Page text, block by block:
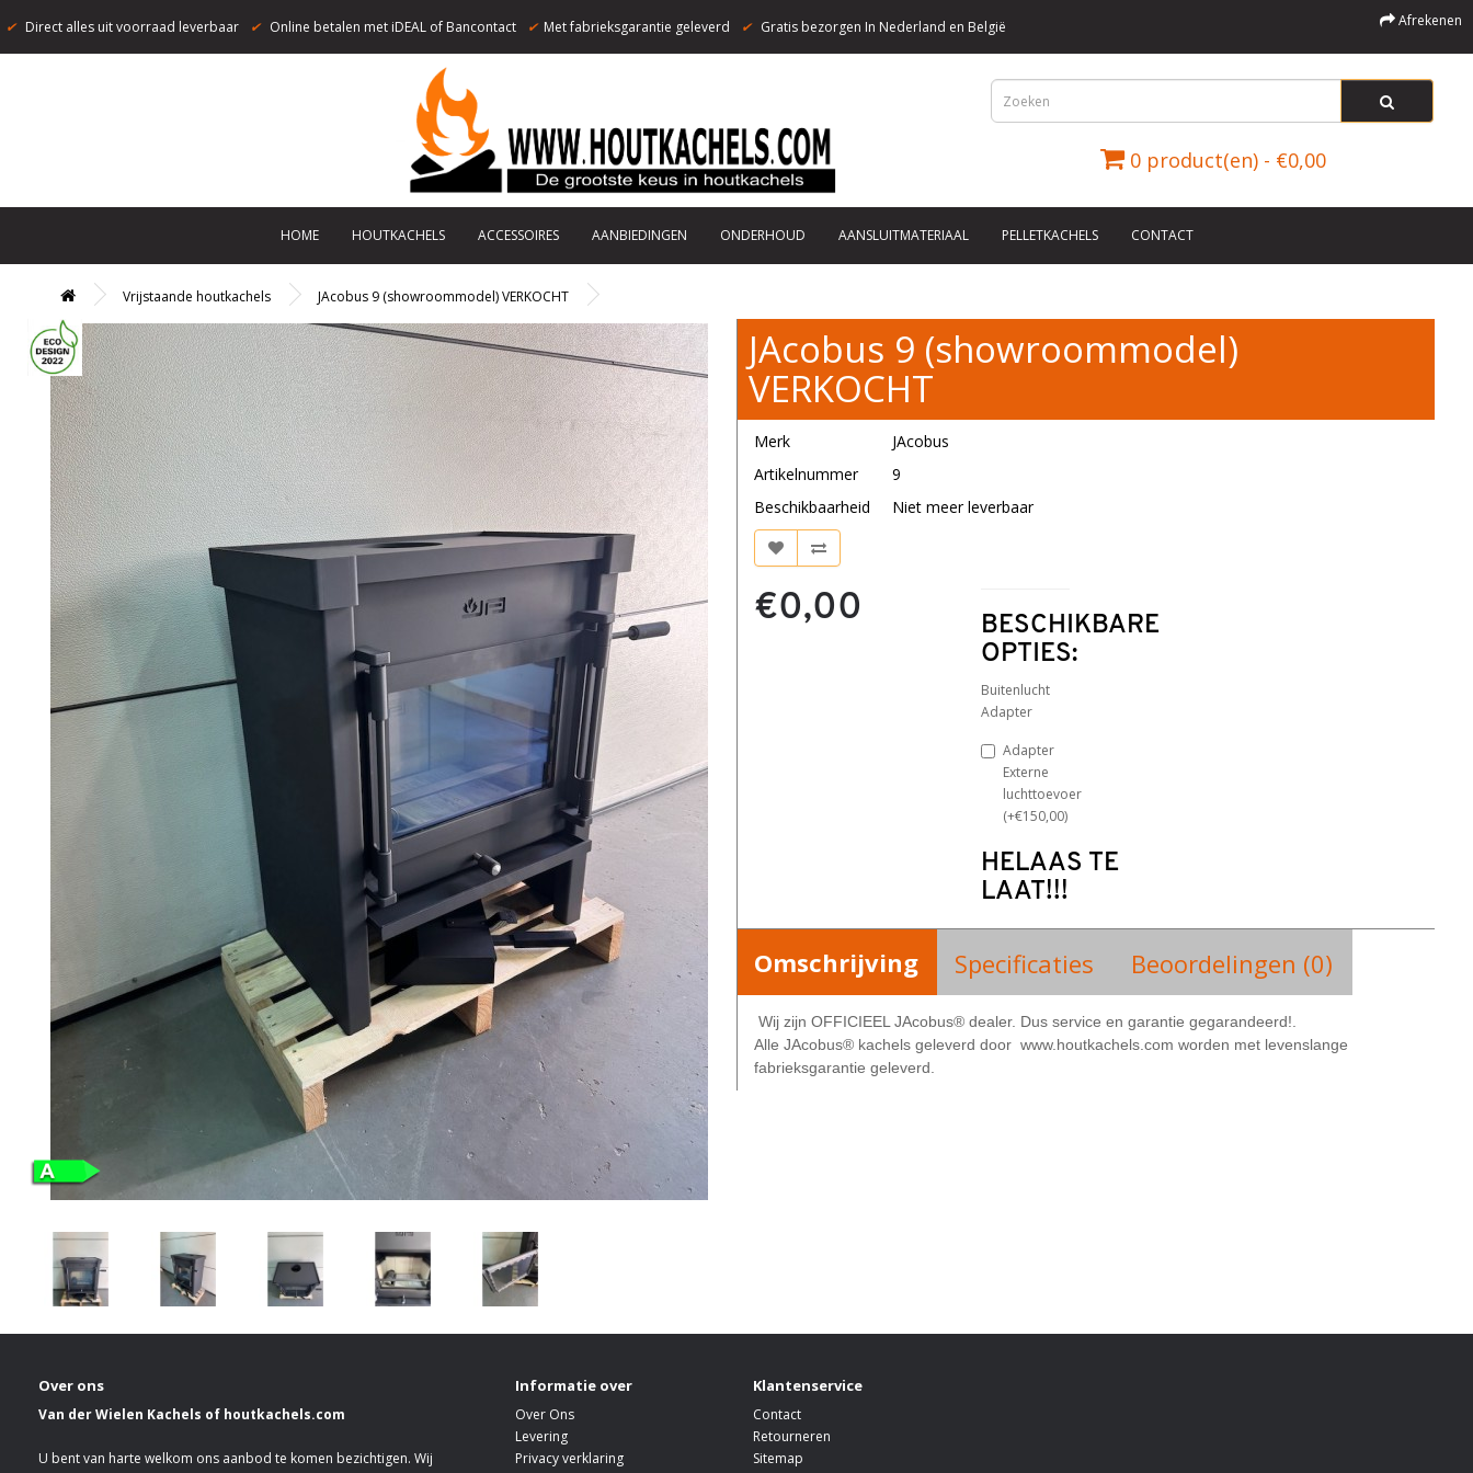
✔ Direct alles uit voorraad leverbaar ✔ Online betalen met iDEAL of Bancontact ✔ Met fabrieksgarantie geleverd ✔ Gratis bezorgen In Nederland en België Afrekenen
0 product(en) - €0,00
HOME HOUTKACHELS ACCESSOIRES AANBIEDINGEN ONDERHOUD AANSLUITMATERIAAL PELLETKACHELS CONTACT
Vrijstaande houtkachels JAcobus 9 (showroommodel) VERKOCHT
JAcobus 9 (showroommodel)
VERKOCHT
Merk
JAcobus
Artikelnummer
9
Beschikbaarheid
Niet meer leverbaar
€0,00
BESCHIKBARE
OPTIES:
Buitenlucht
Adapter
Adapter
Externe
luchttoevoer
(+€150,00)
HELAAS TE
LAAT!!!
Omschrijving Specificaties Beoordelingen (0)
Wij zijn OFFICIEEL JAcobus® dealer. Dus service en garantie gegarandeerd!.
Alle JAcobus® kachels geleverd door www.houtkachels.com worden met levenslange
fabrieksgarantie geleverd.
Over ons
Van der Wielen Kachels of houtkachels.com
U bent van harte welkom ons aanbod te komen bezichtigen. Wij
Informatie over
Over Ons
Levering
Privacy verklaring
Klantenservice
Contact
Retourneren
Sitemap